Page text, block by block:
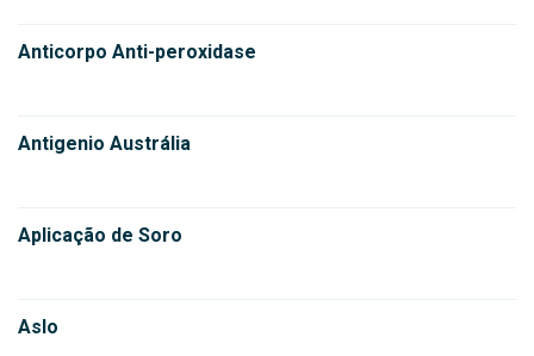
Anticorpo Anti-peroxidase
Antigenio Austrália
Aplicação de Soro
Aslo